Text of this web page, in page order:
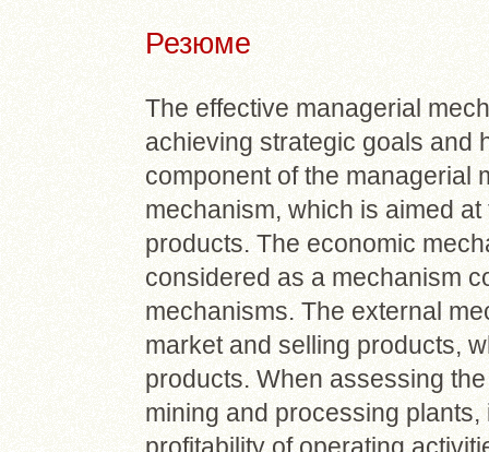
Резюме
The effective managerial
achieving strategic goals and
component of the managerial
mechanism, which is aimed
products. The economic
considered as a mechanism
mechanisms. The external
market and selling products,
products. When assessing
mining and processing